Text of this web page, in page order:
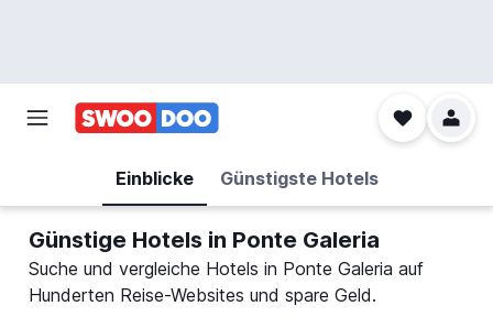
Einblicke Günstigste Hotels
Günstige Hotels in Ponte Galeria
Suche und vergleiche Hotels in Ponte Galeria auf
Hunderten Reise-Websites und spare Geld.